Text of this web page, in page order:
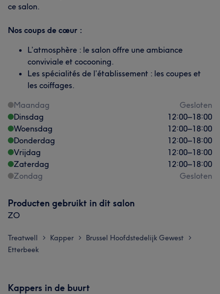
ce salon.
Nos coups de cœur :
L’atmosphère : le salon offre une ambiance
conviviale et cocooning.
Les spécialités de l’établissement : les coupes et
les coiffages.
Maandag
Gesloten
Dinsdag
12:00–18:00
Woensdag
12:00–18:00
Donderdag
12:00–18:00
Vrijdag
12:00–18:00
Zaterdag
12:00–18:00
Zondag
Gesloten
Producten gebruikt in dit salon
ZO
Treatwell > Kapper > Brussel Hoofdstedelijk Gewest >
Etterbeek
Kappers in de buurt